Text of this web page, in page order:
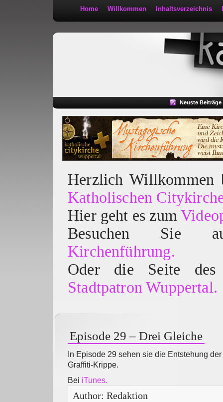
Home Willkommen Inhaltsverzeichnis
Neuste Beiträge
Herzlich
Katholischen
Hier geht es zum
Besuchen
Kirchenführung.
Oder die Seite des
Stadtpatron Wuppertal.
Episode 29 – Drei Gleiche
In Episode 29 sehen sie die Entstehung
Graffiti-Krippe.
Bei iTunes.
Author:Redaktion